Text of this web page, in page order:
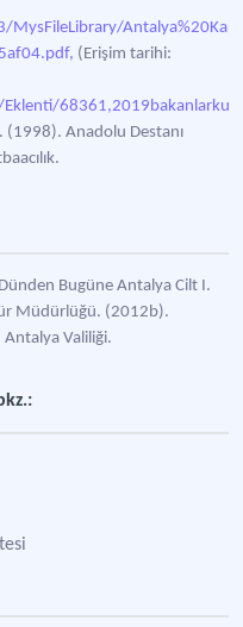
(Erişim tarihi:
(1998). Anadolu Destanı
Bugüne Antalya Cilt I.
Müdürlüğü. (2012b).
Valiliği.